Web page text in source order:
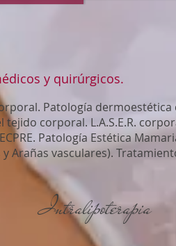
y quirúrgicos.
Patología
tejido corporal. L.A.S.E.R.
Patología Estética
Arañas vasculares).
Intralipoterapia